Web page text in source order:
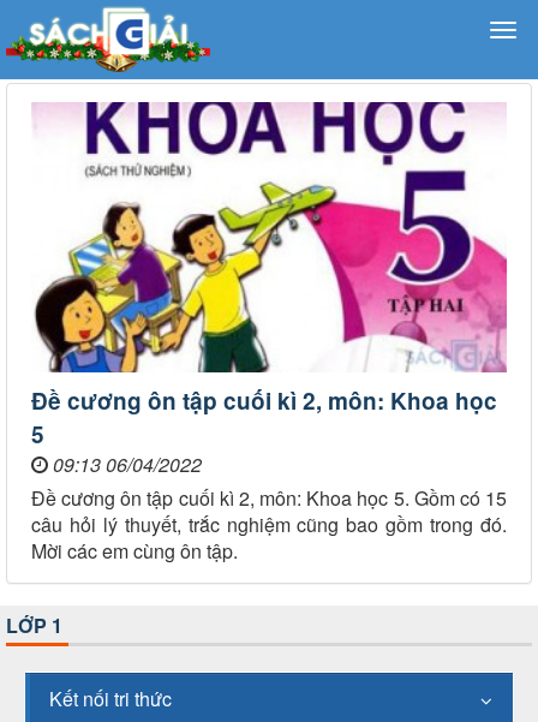
Đề cương ôn tập cuối kì 2, môn: Khoa học
5
09:13 06/04/2022
Đề cương ôn tập cuối kì 2, môn: Khoa học 5. Gồm có 15
câu hỏi lý thuyết, trắc nghiệm cũng bao gồm trong đó.
Mời các em cùng ôn tập.
LỚP 1
Kết nối tri thức